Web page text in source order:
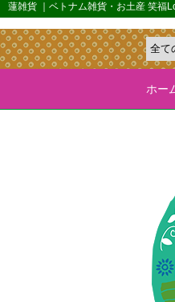
{*カルーセル機能を全ページで有
蓮雑貨 ｜ベトナム雑貨・お土産 笑福
ホー